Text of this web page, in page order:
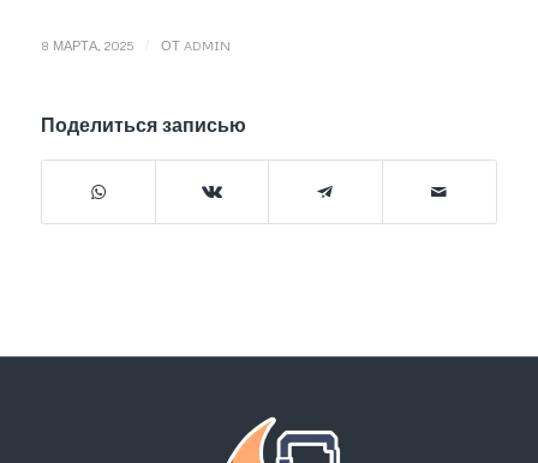
8 МАРТА, 2025 ОТ ADMIN
Поделиться записью